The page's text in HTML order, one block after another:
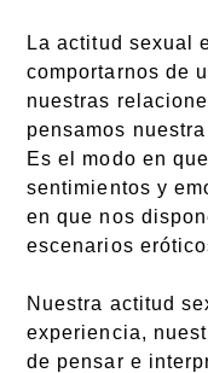
La actitud sexual
comportarnos de
nuestras
pensamos
Es el modo en
sentimientos y
en que nos
escenarios
Nuestra actitud
experiencia,
de pensar e